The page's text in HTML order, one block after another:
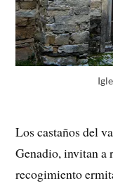
Los castaños del
Genadio, invitan a
recogimiento